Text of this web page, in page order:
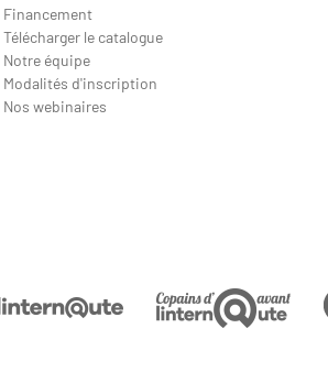
Financement
Télécharger le catalogue
Notre équipe
Modalités d'inscription
Nos webinaires